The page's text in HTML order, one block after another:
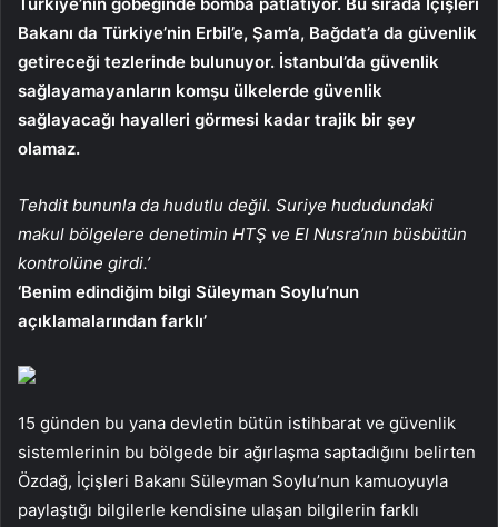
Türkiye’nin göbeğinde bomba patlatıyor. Bu sırada İçişleri
Bakanı da Türkiye’nin Erbil’e, Şam’a, Bağdat’a da güvenlik
getireceği tezlerinde bulunuyor. İstanbul’da güvenlik
sağlayamayanların komşu ülkelerde güvenlik
sağlayacağı hayalleri görmesi kadar trajik bir şey
olamaz.
Tehdit bununla da hudutlu değil. Suriye hududundaki
makul bölgelere denetimin HTŞ ve El Nusra’nın büsbütün
kontrolüne girdi.’
‘Benim edindiğim bilgi Süleyman Soylu’nun
açıklamalarından farklı’
15 günden bu yana devletin bütün istihbarat ve güvenlik
sistemlerinin bu bölgede bir ağırlaşma saptadığını belirten
Özdağ, İçişleri Bakanı Süleyman Soylu’nun kamuoyuyla
paylaştığı bilgilerle kendisine ulaşan bilgilerin farklı